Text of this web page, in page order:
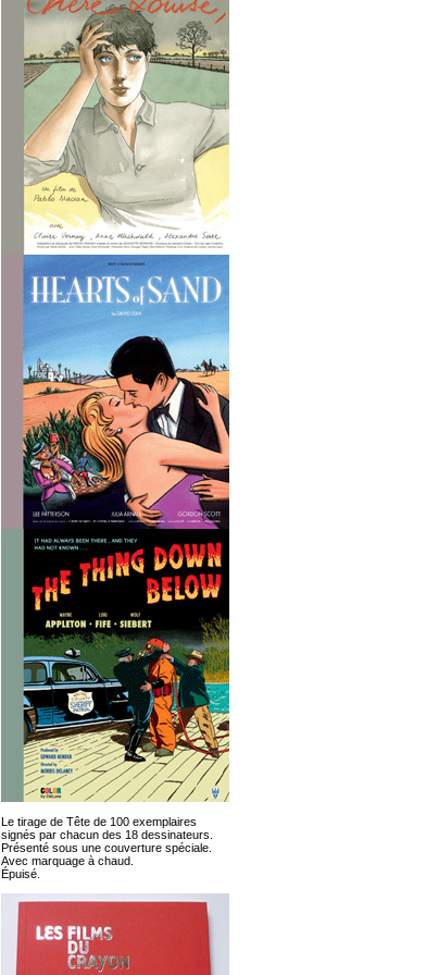
Le tirage de Tête de 100 exemplaires
signés par chacun des 18 dessinateurs.
Présenté sous une couverture spéciale.
Avec marquage à chaud.
Épuisé.